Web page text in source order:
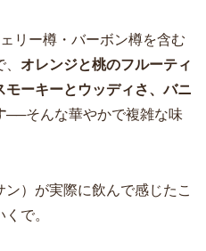
リー樽・バーボン樽を含む
オレンジと桃のフルーティ
ーキーとウッディさ、バニ
──そんな華やかで複雑な味
）が実際に飲んで感じたこ
で。